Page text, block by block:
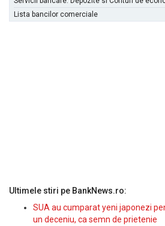
Lista bancilor comerciale
Ultimele stiri pe BankNews.ro:
SUA au cumparat yeni japonezi
un deceniu, ca semn de prietenie